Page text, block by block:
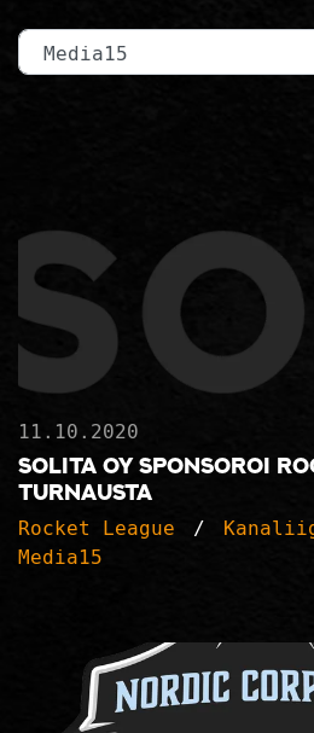
Kategoria
11.10.2020
Solita Oy sponsoroi
turnausta
Rocket League
Media15